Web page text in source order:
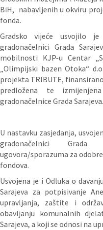
BiH, nabavljenih u okviru
fonda.
Gradsko vijeće usvojilo
gradonačelnici Grada
mobilnosti KJP-u Centar
„Olimpijski bazen Otoka“
projekta TRIBUTE,
predložena te
gradonačelnice Grada Sarajeva.
U nastavku zasjedanja,
gradonačelnici
ugovora/sporazuma za
fondova.
Usvojena je i Odluka o
Sarajeva za potpisivanje
upravljanja, zaštite i
obavljanju komunalnih
Sarajeva, a koji se odnosi na